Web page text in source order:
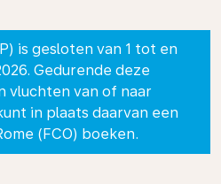
is gesloten van 1 tot en
Gedurende deze
vluchten van of naar
in plaats daarvan een
(FCO) boeken.